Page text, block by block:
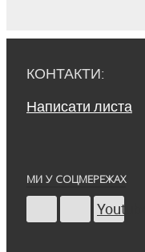
КОНТАКТИ:
Написати листа
МИ У СОЦМЕРЕЖАХ
Youtube